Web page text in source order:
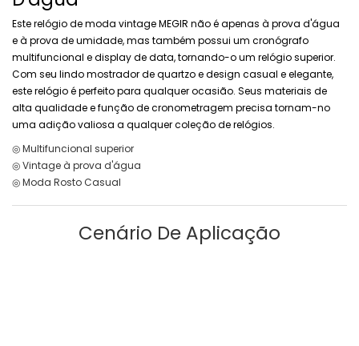
Este relógio de moda vintage MEGIR não é apenas à prova d'água
e à prova de umidade, mas também possui um cronógrafo
multifuncional e display de data, tornando-o um relógio superior.
Com seu lindo mostrador de quartzo e design casual e elegante,
este relógio é perfeito para qualquer ocasião. Seus materiais de
alta qualidade e função de cronometragem precisa tornam-no
uma adição valiosa a qualquer coleção de relógios.
◎ Multifuncional superior
◎ Vintage à prova d'água
◎ Moda Rosto Casual
Cenário De Aplicação